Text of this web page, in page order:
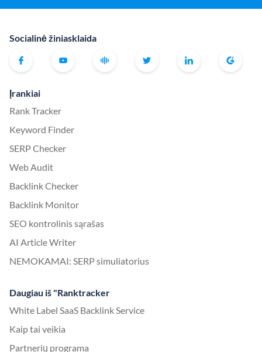
Socialinė žiniasklaida
Įrankiai
Rank Tracker
Keyword Finder
SERP Checker
Web Audit
Backlink Checker
Backlink Monitor
SEO kontrolinis sąrašas
AI Article Writer
NEMOKAMAI: SERP simuliatorius
Daugiau iš "Ranktracker
White Label SaaS Backlink Service
Kaip tai veikia
Partnerių programa